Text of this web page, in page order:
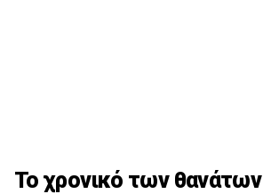
Το χρονικό των θανάτων